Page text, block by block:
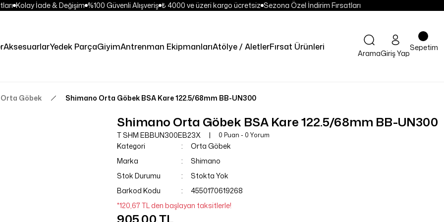
Kolay İade & Değişim %100 Güvenli Alışveriş ₺ 4000 ve üzeri kargo ücretsiz Sezona Özel İndirim Fırsatları
AksesuarlarYedek ParçaGiyimAntrenman EkipmanlarıAtölye / AletlerFırsat Ürünleri
AramaGiriş Yap
Sepetim
Orta Göbek Shimano Orta Göbek BSA Kare 122.5/68mm BB-UN300
Shimano Orta Göbek BSA Kare 122.5/68mm BB-UN300
T SHM EBBUN300EB23X 0 Puan - 0 Yorum
Kategori
Orta Göbek
Marka
Shimano
Stok Durumu
Stokta Yok
Barkod Kodu
4550170619268
*120,67 TL den başlayan taksitlerle!